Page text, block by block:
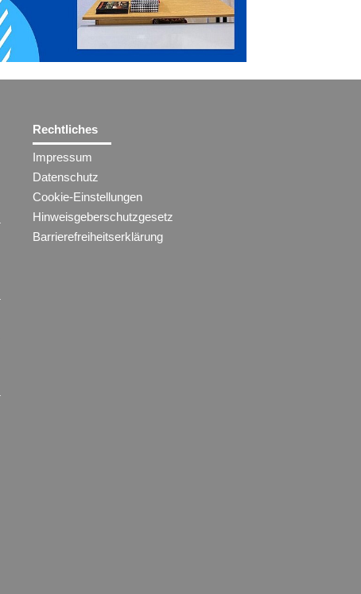
Rechtliches
Impressum
Datenschutz
Cookie-Einstellungen
Hinweisgeberschutzgesetz
Barrierefreiheitserklärung